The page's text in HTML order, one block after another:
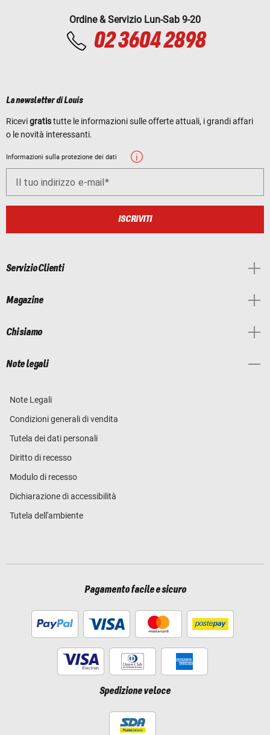
Ordine & Servizio Lun-Sab 9-20
02 3604 2898
La newsletter di Louis
Ricevigratistutte le informazioni sulle offerte attuali, i grandi affari
o le novità interessanti.
Informazioni sulla protezione dei dati
Il tuo indirizzo e-mail
ISCRIVITI
Servizio Clienti
Magazine
Chi siamo
Note legali
Note Legali
Condizioni generali di vendita
Tutela dei dati personali
Diritto di recesso
Modulo di recesso
Dichiarazione di accessibilità
Tutela dell'ambiente
Pagamento facile e sicuro
Spedizione veloce